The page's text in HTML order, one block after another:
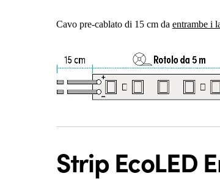
Cavo pre-cablato di 15 cm da entrambe i
Strip EcoLED